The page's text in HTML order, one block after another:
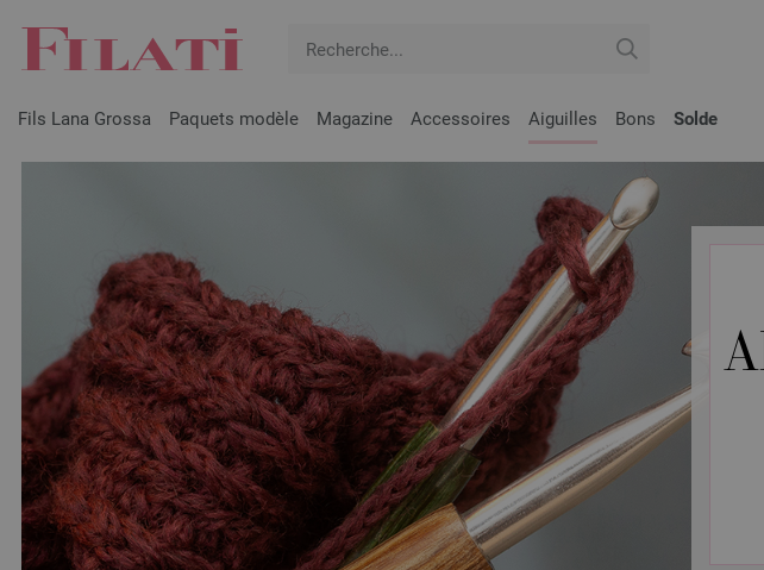
Fils Lana Grossa Paquets modèle Magazine Accessoires Aiguilles Bons Solde